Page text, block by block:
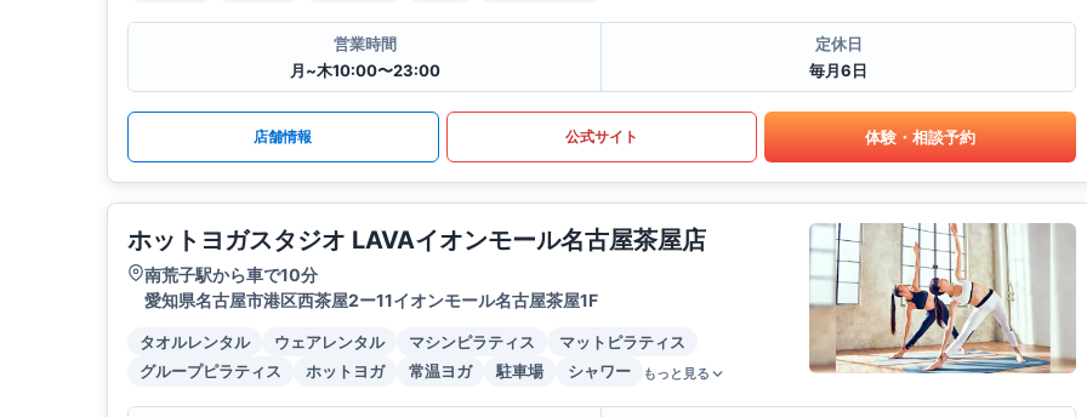
営業時間
月~木10:00〜23:00
定休日
毎月6日
店舗情報 公式サイト 体験・相談予約
ホットヨガスタジオ LAVAイオンモール名古屋茶屋店
南荒子駅から車で10分
愛知県名古屋市港区西茶屋2ー11イオンモール名古屋茶屋1F
タオルレンタル ウェアレンタル マシンピラティス
マットピラティス
グループピラティス
ホットヨガ 常温ヨガ 駐車場 シャワー もっと見る